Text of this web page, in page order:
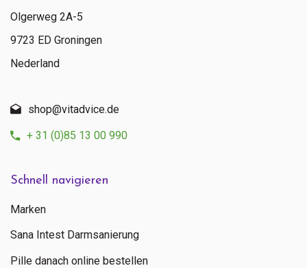
Schnell navigieren
Marken
Sana Intest Darmsanierung
Pille danach online bestellen
Olgerweg 2A-5
9723 ED Groningen
Nederland
shop@vitadvice.de
+ 31 (0)85 13 00 990